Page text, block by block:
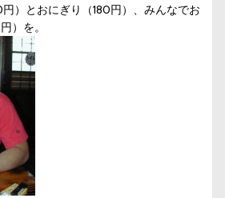
）とおにぎり（180円）、みんなでお
）を。